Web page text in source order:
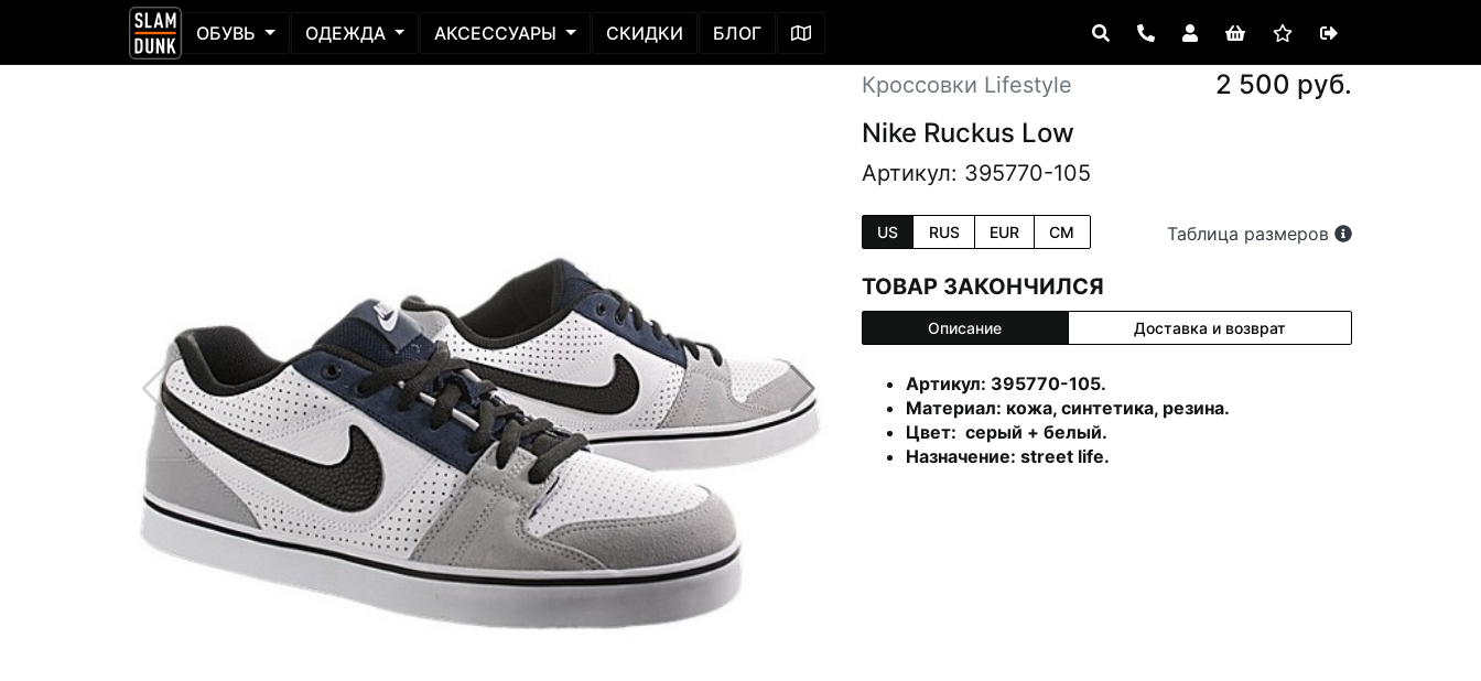
ОБУВЬ ОДЕЖДА АКСЕССУАРЫ СКИДКИ БЛОГ
Кроссовки Lifestyle
2 500 руб.
Nike Ruckus Low
Артикул: 395770-105
US RUS EUR CM Таблица размеров
ТОВАР ЗАКОНЧИЛСЯ
Описание Доставка и возврат
Артикул: 395770-105.
Материал: кожа, синтетика, резина.
Цвет: серый + белый.
Назначение: street life.